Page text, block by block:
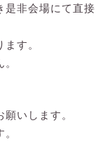
非会場にて直接
す。
いします。